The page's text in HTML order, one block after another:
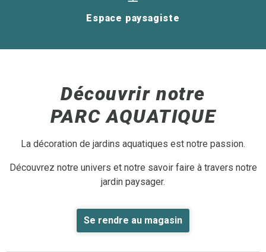
Espace paysagiste
Découvrir notre
PARC AQUATIQUE
La décoration de jardins aquatiques est notre passion.
Découvrez notre univers et notre savoir faire à travers notre
jardin paysager.
Se rendre au magasin